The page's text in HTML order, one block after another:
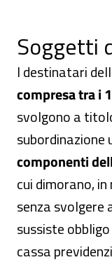
Soggetti
I destinatari
compresa tra i
svolgono a
componenti
cui dimorano,
senza
sussiste
cassa